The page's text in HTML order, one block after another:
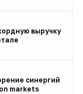
выручку
синергий
markets